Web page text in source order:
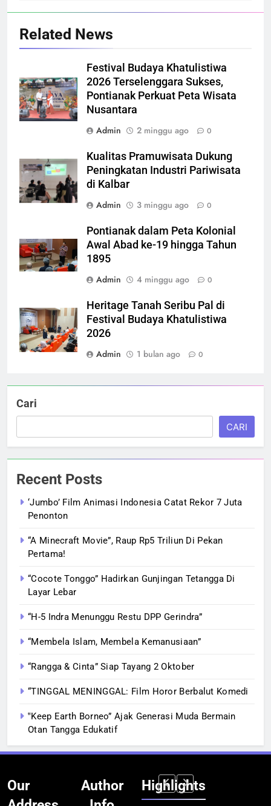
Related News
Festival Budaya Khatulistiwa
2026 Terselenggara Sukses,
Pontianak Perkuat Peta Wisata
Nusantara
Admin
2 minggu ago 0
Kualitas Pramuwisata Dukung
Peningkatan Industri Pariwisata
di Kalbar
Admin
3 minggu ago 0
Pontianak dalam Peta Kolonial
Awal Abad ke-19 hingga Tahun
1895
Admin
4 minggu ago 0
Heritage Tanah Seribu Pal di
Festival Budaya Khatulistiwa
2026
Admin
1 bulan ago 0
Cari
CARI
Recent Posts
‘Jumbo’ Film Animasi Indonesia Catat Rekor 7 Juta
Penonton
“A Minecraft Movie”, Raup Rp5 Triliun Di Pekan
Pertama!
“Cocote Tonggo” Hadirkan Gunjingan Tetangga Di
Layar Lebar
“H-5 Indra Menunggu Restu DPP Gerindra”
“Membela Islam, Membela Kemanusiaan”
“Rangga & Cinta” Siap Tayang 2 Oktober
“TINGGAL MENINGGAL: Film Horor Berbalut Komedi
‟Keep Earth Borneo” Ajak Generasi Muda Bermain
Otan Tangga Edukatif
Our
Author
Highlights